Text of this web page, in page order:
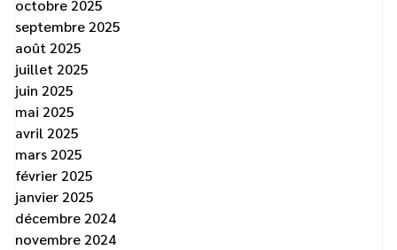
octobre 2025
septembre 2025
août 2025
juillet 2025
juin 2025
mai 2025
avril 2025
mars 2025
février 2025
janvier 2025
décembre 2024
novembre 2024